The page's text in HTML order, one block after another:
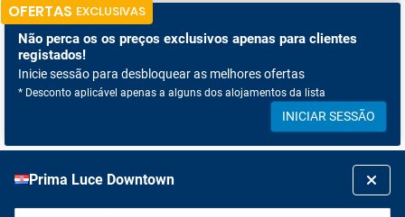
OFERTAS EXCLUSIVAS
Não perca os os preços exclusivos apenas para clientes
registados!
Inicie sessão para desbloquear as melhores ofertas
* Desconto aplicável apenas a alguns dos alojamentos da lista
INICIAR SESSÃO
Prima Luce Downtown